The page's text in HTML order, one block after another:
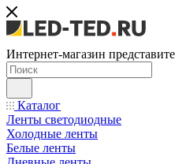
Интернет-магазин
Каталог
Ленты светодиодные
Холодные ленты
Белые ленты